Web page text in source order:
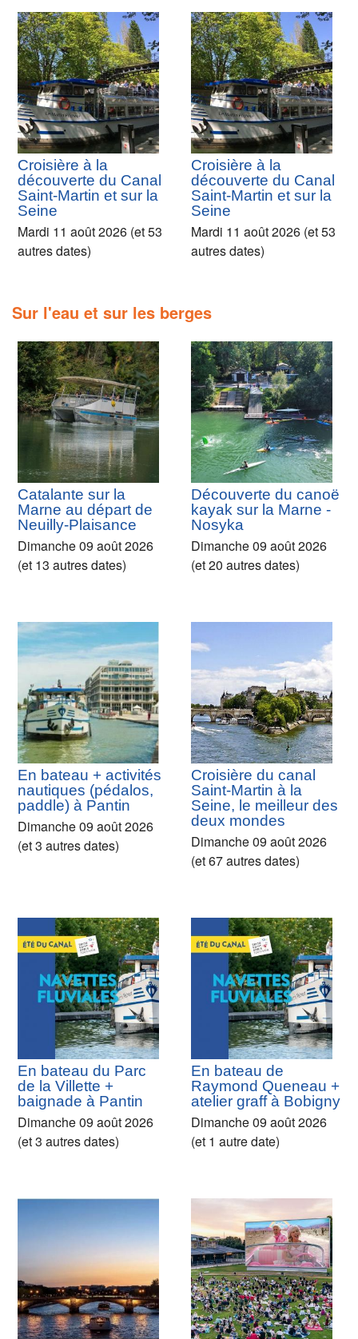
Croisière à la
découverte du Canal
Saint-Martin et sur la
Seine
Mardi 11 août 2026 (et 53
autres dates)
Croisière à la
découverte du Canal
Saint-Martin et sur la
Seine
Mardi 11 août 2026 (et 53
autres dates)
Sur l'eau et sur les berges
Catalante sur la
Marne au départ de
Neuilly-Plaisance
Dimanche 09 août 2026
(et 13 autres dates)
Découverte du canoë
kayak sur la Marne -
Nosyka
Dimanche 09 août 2026
(et 20 autres dates)
En bateau + activités
nautiques (pédalos,
paddle) à Pantin
Dimanche 09 août 2026
(et 3 autres dates)
Croisière du canal
Saint-Martin à la
Seine, le meilleur des
deux mondes
Dimanche 09 août 2026
(et 67 autres dates)
En bateau du Parc
de la Villette +
baignade à Pantin
Dimanche 09 août 2026
(et 3 autres dates)
En bateau de
Raymond Queneau +
atelier graff à Bobigny
Dimanche 09 août 2026
(et 1 autre date)